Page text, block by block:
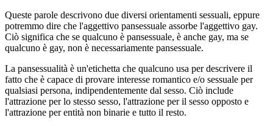
Queste parole descrivono due diversi orientamenti sessuali, eppure
potremmo dire che l'aggettivo pansessuale assorbe l'aggettivo gay.
Ciò significa che se qualcuno è pansessuale, è anche gay, ma se
qualcuno è gay, non è necessariamente pansessuale.
La pansessualità è un'etichetta che qualcuno usa per descrivere il
fatto che è capace di provare interesse romantico e/o sessuale per
qualsiasi persona, indipendentemente dal sesso. Ciò include
l'attrazione per lo stesso sesso, l'attrazione per il sesso opposto e
l'attrazione per entità non binarie e tutto il resto.